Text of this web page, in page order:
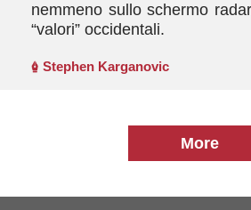
nemmeno sullo schermo
“valori” occidentali.
Stephen Karganovic
More